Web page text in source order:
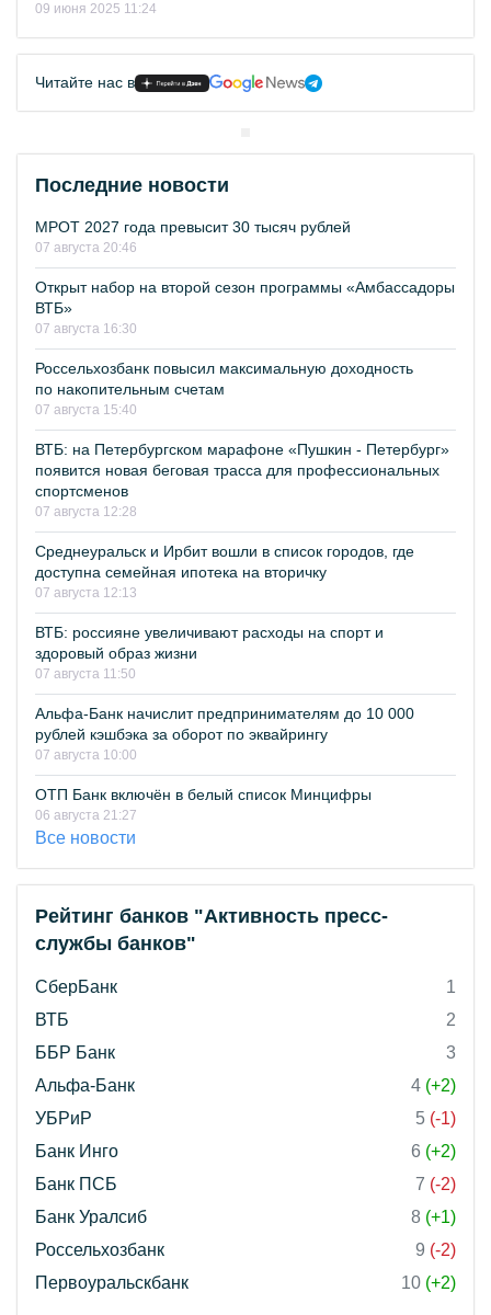
09 июня 2025 11:24
Читайте нас в
Последние новости
МРОТ 2027 года превысит 30 тысяч рублей
07 августа 20:46
Открыт набор на второй сезон программы «Амбассадоры
ВТБ»
07 августа 16:30
Россельхозбанк повысил максимальную доходность
по накопительным счетам
07 августа 15:40
ВТБ: на Петербургском марафоне «Пушкин - Петербург»
появится новая беговая трасса для профессиональных
спортсменов
07 августа 12:28
Среднеуральск и Ирбит вошли в список городов, где
доступна семейная ипотека на вторичку
07 августа 12:13
ВТБ: россияне увеличивают расходы на спорт и
здоровый образ жизни
07 августа 11:50
Альфа-Банк начислит предпринимателям до 10 000
рублей кэшбэка за оборот по эквайрингу
07 августа 10:00
ОТП Банк включён в белый список Минцифры
06 августа 21:27
Все новости
Рейтинг банков "Активность пресс-
службы банков"
СберБанк
1
ВТБ
2
ББР Банк
3
Альфа-Банк
4 (+2)
УБРиР
5 (-1)
Банк Инго
6 (+2)
Банк ПСБ
7 (-2)
Банк Уралсиб
8 (+1)
Россельхозбанк
9 (-2)
Первоуральскбанк
10 (+2)